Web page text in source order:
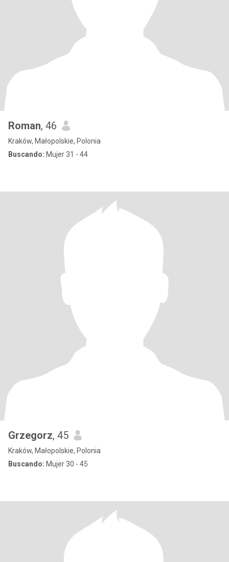
Roman, 46
Kraków, Małopolskie, Polonia
Buscando: Mujer 31 - 44
Grzegorz, 45
Kraków, Małopolskie, Polonia
Buscando: Mujer 30 - 45